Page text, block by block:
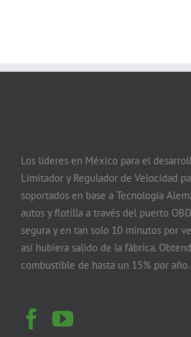
Los líderes en México para el
Limitador y Regulador de Velocidad
soportados en base a Tecnología
autos y flotilla a través del puerto
segura y en tan solo 10 minutos por
así hubiera salido de la fábrica.
combustible de hasta un 15% por año.